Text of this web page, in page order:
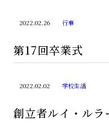
2022.02.26 行事
第17回卒業式
2022.02.02 学校生活
創立者ルイ・ルラ